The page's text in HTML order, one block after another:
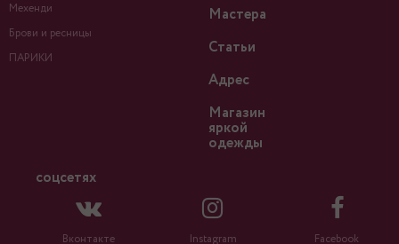
Мехенди
Брови и ресницы
ПАРИКИ
Мастера
Статьи
Адрес
Магазин
яркой
одежды
соцсетях
Вконтакте Instagram Facebook